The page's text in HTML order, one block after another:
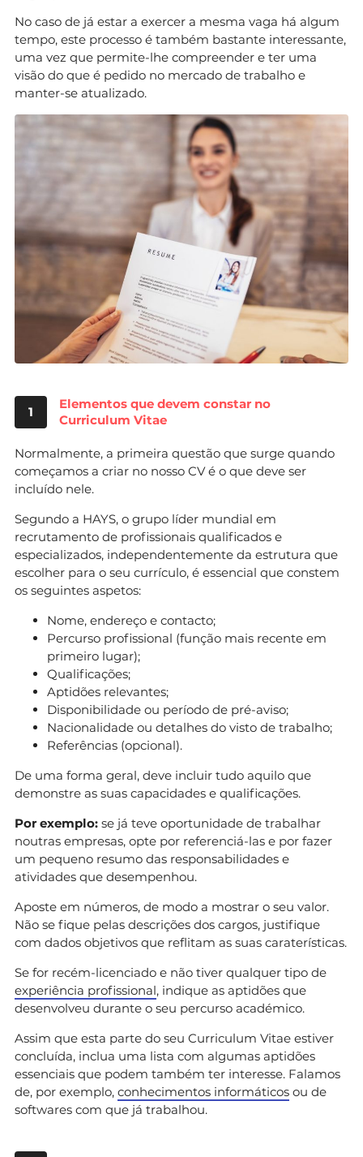
No caso de já estar a exercer a mesma vaga há algum
tempo, este processo é também bastante interessante,
uma vez que permite-lhe compreender e ter uma
visão do que é pedido no mercado de trabalho e
manter-se atualizado.
1
Elementos que devem constar no
Curriculum Vitae
Normalmente, a primeira questão que surge quando
começamos a criar no nosso CV é o que deve ser
incluído nele.
Segundo a HAYS, o grupo líder mundial em
recrutamento de profissionais qualificados e
especializados, independentemente da estrutura que
escolher para o seu currículo, é essencial que constem
os seguintes aspetos:
Nome, endereço e contacto;
Percurso profissional (função mais recente em
primeiro lugar);
Qualificações;
Aptidões relevantes;
Disponibilidade ou período de pré-aviso;
Nacionalidade ou detalhes do visto de trabalho;
Referências (opcional).
De uma forma geral, deve incluir tudo aquilo que
demonstre as suas capacidades e qualificações.
Por exemplo: se já teve oportunidade de trabalhar
noutras empresas, opte por referenciá-las e por fazer
um pequeno resumo das responsabilidades e
atividades que desempenhou.
Aposte em números, de modo a mostrar o seu valor.
Não se fique pelas descrições dos cargos, justifique
com dados objetivos que reflitam as suas caraterísticas.
Se for recém-licenciado e não tiver qualquer tipo de
experiência profissional, indique as aptidões que
desenvolveu durante o seu percurso académico.
Assim que esta parte do seu Curriculum Vitae estiver
concluída, inclua uma lista com algumas aptidões
essenciais que podem também ter interesse. Falamos
de, por exemplo, conhecimentos informáticos ou de
softwares com que já trabalhou.